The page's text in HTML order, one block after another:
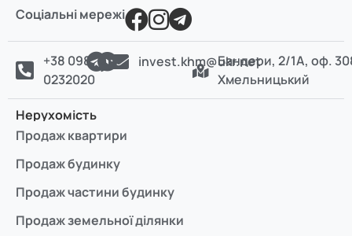
Соціальні мережі
+38 098
0232020
invest.khm@ukr.netБандери, 2/1А, оф.
Хмельницький
Нерухомість
Продаж квартири
Продаж будинку
Продаж частини будинку
Продаж земельної ділянки